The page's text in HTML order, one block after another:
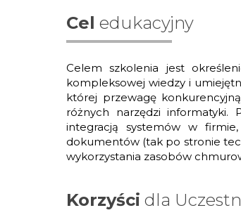
Cel edukacyjny
Celem szkolenia jest
kompleksowej wiedzy i
której przewagę
różnych narzędzi informatyki.
integracją systemów w
dokumentów (tak po stronie
wykorzystania zasobów
Korzyści dla